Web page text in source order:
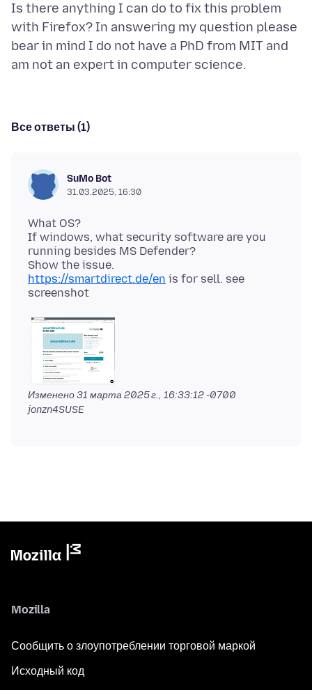
Is there anything I can do to fix this problem
with Firefox? In answering my question please
bear in mind I do not have a PhD from MIT and
Все ответы (1)
SuMo Bot
31.03.2025, 16:30
What OS?
If windows, what security software are you
running besides MS Defender?
https://smartdirect.de/en is for sell. see
Изменено31 марта 2025 г., 16:33:12 -0700
jonzn4SUSE
Mozilla
Сообщить о злоупотреблении торговой маркой
Исходный код